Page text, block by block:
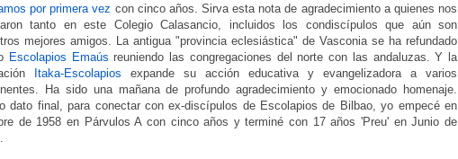
por primera vez con cinco años. Sirva esta nota de agradecimiento a quienes nos
tanto en este Colegio Calasancio, incluidos los condiscípulos que aún son
mejores amigos. La antigua "provincia eclesiástica" de Vasconia se ha refundado
Escolapios Emaús reuniendo las congregaciones del norte con las andaluzas. Y la
Itaka-Escolapios expande su acción educativa y evangelizadora a varios
Ha sido una mañana de profundo agradecimiento y emocionado homenaje.
dato final, para conectar con ex-discípulos de Escolapios de Bilbao, yo empecé en
de 1958 en Párvulos A con cinco años y terminé con 17 años 'Preu' en Junio de